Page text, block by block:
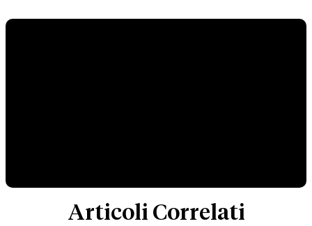
Articoli Correlati